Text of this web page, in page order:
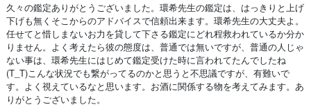
久々の鑑定ありがとうございました。環希先生の鑑定は、はっきりと上げ
下げも無くそこからのアドバイスで信頼出来ます。環希先生の大丈夫よ。
任せてと惜しまないお力を貸して下さる鑑定にどれ程救われているか分か
りません。よく考えたら彼の態度は、普通では無いですが、普通の人じゃ
ない事は、環希先生にはじめて鑑定受けた時に言われてたんでしたね
(T_T)こんな状況でも繋がってるのかと思うと不思議ですが、有難いで
す。よく視えているなと思います。お酒に関係する物を考えてみます。あ
りがとうございました。